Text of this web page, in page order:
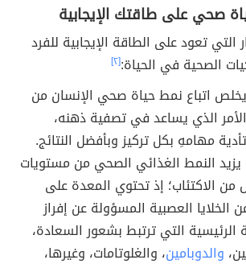
صحي على طاقتك الإيجابية
التي تعود على الطاقة الإيجابية للفرد
الصحية في الحياة:[٢]
يخلص اتباع نمط حياة صحي الإنسان من
الأمر الذي يساعد في تصفية ذهنه،
مهامهِ بكل تركيز وبأفضل النتائج.
يزيد النمط الغذائي الصحي من مستويات
من الاكتئاب؛ إذ تحتوي المعدة على
الخلايا العصبية المسؤولة عن إفراز
الرئيسية التي ترتبط بشعور السعادة،
والدوبامين، والغلوتامات، وغيرها،